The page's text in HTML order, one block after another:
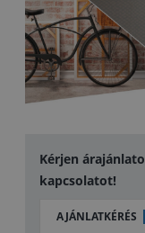
Kérjen
kapcsolatot!
AJÁNLATKÉRÉS